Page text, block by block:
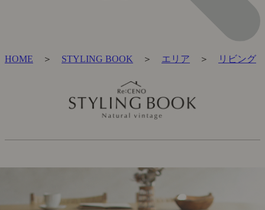
HOME ＞ STYLING BOOK ＞ エリア ＞ リビング